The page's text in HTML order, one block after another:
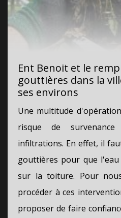
Ent Benoit et le
gouttières dans la
ses environs
Une multitude
risque de
infiltrations. En effet, il
gouttières pour que
sur la toiture. Pour
procéder à ces
proposer de faire